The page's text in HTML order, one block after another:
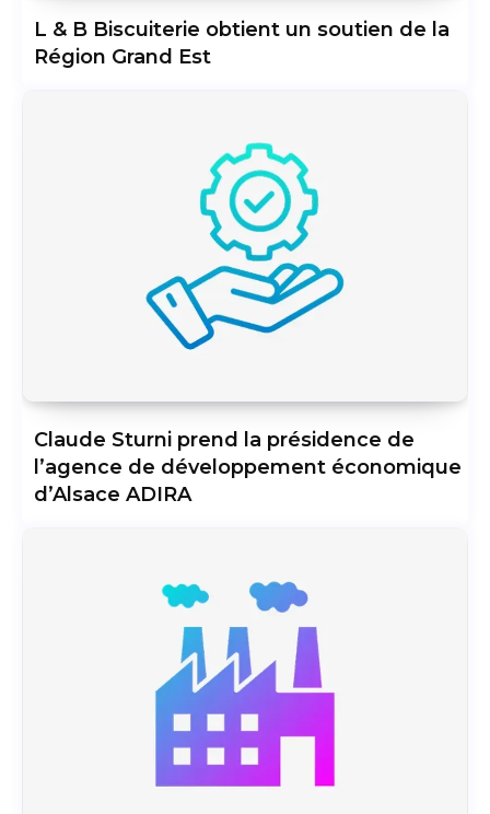
L & B Biscuiterie obtient un soutien de la
Région Grand Est
Claude Sturni prend la présidence de
l’agence de développement économique
d’Alsace ADIRA